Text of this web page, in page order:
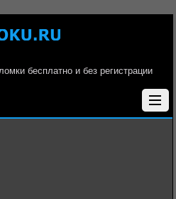
бесплатно и без регистрации